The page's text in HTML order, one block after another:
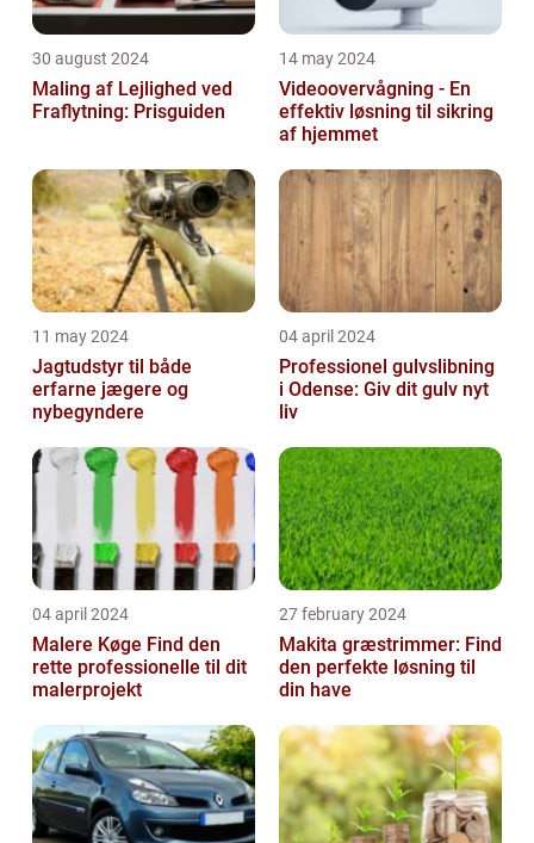
30 august 2024
Maling af Lejlighed ved
Fraflytning: Prisguiden
14 may 2024
Videoovervågning - En
effektiv løsning til sikring
af hjemmet
11 may 2024
Jagtudstyr til både
erfarne jægere og
nybegyndere
04 april 2024
Professionel gulvslibning
i Odense: Giv dit gulv nyt
liv
04 april 2024
Malere Køge Find den
rette professionelle til dit
malerprojekt
27 february 2024
Makita græstrimmer: Find
den perfekte løsning til
din have